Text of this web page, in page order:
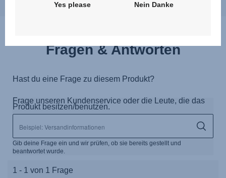
Fragen & Antworten
Yes please Nein Danke